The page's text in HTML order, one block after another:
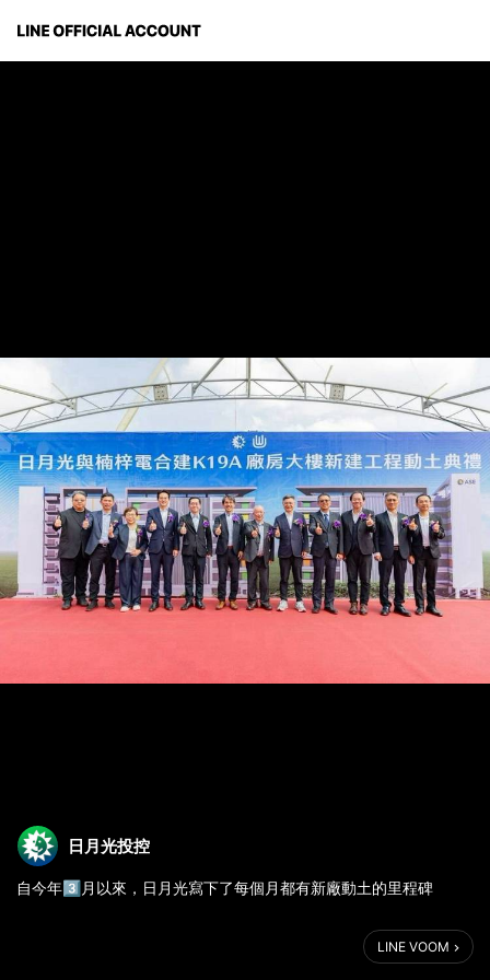
日月光投控
自今年3️⃣月以來，日月光寫下了每個月都有新廠動土的里程碑
#日月光 與 #楠梓電子 正式攜手，啟動位於 #楠梓科技產業園區 的
先進廠房合建計畫🤝，聚焦 #扇出型封裝 #FoCoS 與 #覆晶封裝
LINE VOOM